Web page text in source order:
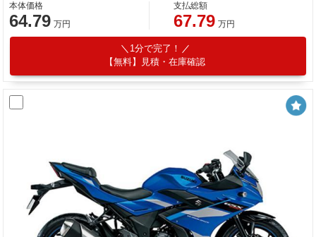
本体価格
64.79 万円
支払総額
67.79 万円
1分で完了！
【無料】見積・在庫確認